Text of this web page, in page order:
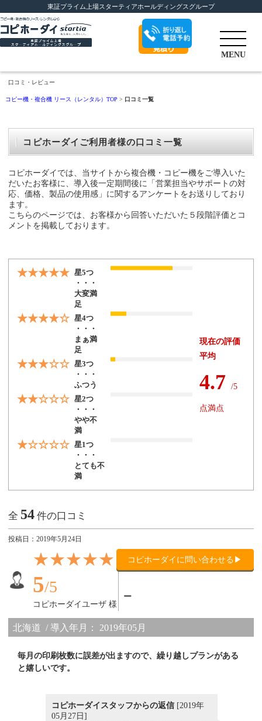
東証プライム上場スターティアホールディングスグループ
折り返し電話予
MENU
口コミ・レビュー
コピー機・複合機 リース（レンタル）TOP > 口コミ一覧
コピホーダイご利用者様の口コミ一覧
コピホーダイでは、当サイトから複合機・コピー機をご導入いた
だいたお客様に、導入後一定期間後に「営業担当やサポートの対
応、価格、製品の使用感」に関するアンケートをお送りしており
ます。
こちらのページでは、お客様から回答いただいた５段階評価とコ
メントを掲載しております。
★★★★★ 星5つ
・・・
大変満
足
★★★★☆ 星4つ
・・・
まぁ満
足
★★★☆☆ 星3つ
・・・
ふつう
★★☆☆☆ 星2つ
・・・
やや不
満
★☆☆☆☆ 星1つ
・・・
とても不
満
現在の評価
平均
4.7 /5
点満点
全 54 件の口コミ
投稿日：2019年5月24日
★★★★★
5/5
コピホーダイユーザ 様
ー
北海道 導入年月： 2019年05月
毎月の印刷枚数に誤差が出ますので、繰り越しプランがある
と嬉しいです。
コピホーダイスタッフからの返信 [2019年
05月27日]
コピホーダイに問い合わせる▶